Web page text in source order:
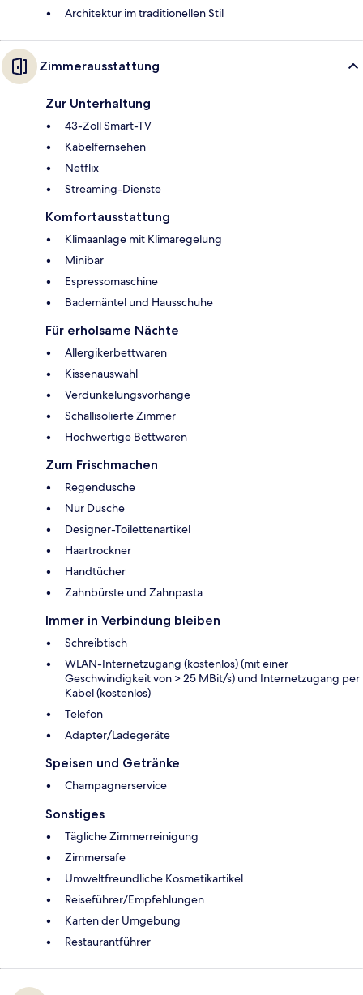
Architektur im traditionellen Stil
Zimmerausstattung
Zur Unterhaltung
43-Zoll Smart-TV
Kabelfernsehen
Netflix
Streaming-Dienste
Komfortausstattung
Klimaanlage mit Klimaregelung
Minibar
Espressomaschine
Bademäntel und Hausschuhe
Für erholsame Nächte
Allergikerbettwaren
Kissenauswahl
Verdunkelungsvorhänge
Schallisolierte Zimmer
Hochwertige Bettwaren
Zum Frischmachen
Regendusche
Nur Dusche
Designer-Toilettenartikel
Haartrockner
Handtücher
Zahnbürste und Zahnpasta
Immer in Verbindung bleiben
Schreibtisch
WLAN-Internetzugang (kostenlos) (mit einer
Geschwindigkeit von > 25 MBit/s) und Internetzugang per
Kabel (kostenlos)
Telefon
Adapter/Ladegeräte
Speisen und Getränke
Champagnerservice
Sonstiges
Tägliche Zimmerreinigung
Zimmersafe
Umweltfreundliche Kosmetikartikel
Reiseführer/Empfehlungen
Karten der Umgebung
Restaurantführer